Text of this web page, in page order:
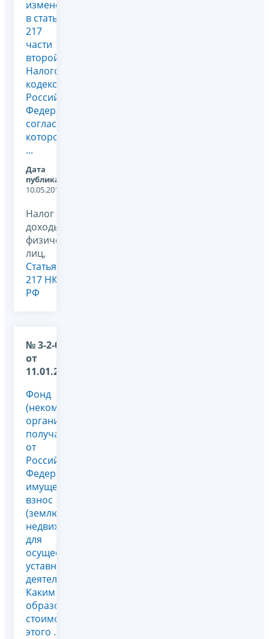
изменения
в статью
217
части
второй
Налогового
кодекса
Российской
Федерации»,
согласно
которому
...
Дата
публикации:
10.05.2012
Налог на
доходы
физических
лиц,
Статья
217 НК
РФ
№ 3-2-09/1
от
11.01.2010
Фонд
(некоммерческая
организация)
получает
от
Российской
Федерации
имущественный
взнос
(землю,
недвижимость)
для
осуществления
уставной
деятельности.
Каким
образом
стоимость
этого ...